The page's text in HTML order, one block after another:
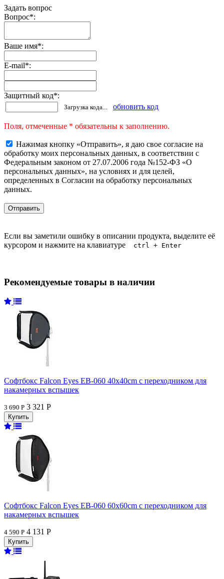
Задать вопрос
Вопрос*:
Ваше имя*:
E-mail*:
Защитный код*:
Загрузка кода... обновить код
Поля, отмеченные * обязательны к заполнению.
Нажимая кнопку «Отправить», я даю свое согласие на
обработку моих персональных данных, в соответствии с
Федеральным законом от 27.07.2006 года №152-ФЗ «О
персональных данных», на условиях и для целей,
определенных в Согласии на обработку персональных
данных.
Если вы заметили ошибку в описании продукта, выделите её
курсором и нажмите на клавиатуре
ctrl + Enter
Рекомендуемые товары в наличии
Софтбокс Falcon Eyes EB-060 40x40cm с переходником для
накамерных вспышек
3 690 Р 3 321 Р
Софтбокс Falcon Eyes EB-060 60x60cm с переходником для
накамерных вспышек
4 590 Р 4 131 Р